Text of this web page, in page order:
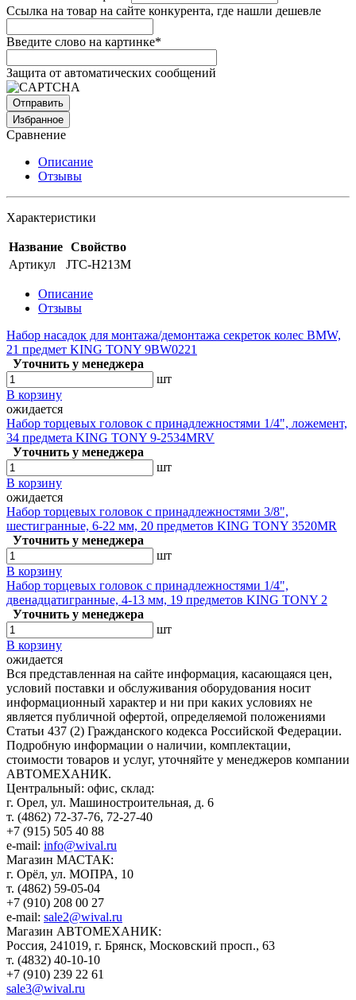
Ссылка на товар на сайте конкурента, где нашли дешевле
Введите слово на картинке*
Защита от автоматических сообщений
Избранное
Сравнение
Описание
Отзывы
Характеристики
Название Свойство
Артикул
JTC-H213M
Описание
Отзывы
Набор насадок для монтажа/демонтажа секреток колес BMW,
21 предмет KING TONY 9BW0221
Уточнить у менеджера
шт
В корзину
ожидается
Набор торцевых головок с принадлежностями 1/4", ложемент,
34 предмета KING TONY 9-2534MRV
Уточнить у менеджера
шт
В корзину
ожидается
Набор торцевых головок с принадлежностями 3/8",
шестигранные, 6-22 мм, 20 предметов KING TONY 3520MR
Уточнить у менеджера
шт
В корзину
Набор торцевых головок с принадлежностями 1/4",
двенадцатигранные, 4-13 мм, 19 предметов KING TONY 2
Уточнить у менеджера
шт
В корзину
ожидается
Вся представленная на сайте информация, касающаяся цен,
условий поставки и обслуживания оборудования носит
информационный характер и ни при каких условиях не
является публичной офертой, определяемой положениями
Статьи 437 (2) Гражданского кодекса Российской Федерации.
Подробную информации о наличии, комплектации,
стоимости товаров и услуг, уточняйте у менеджеров компании
АВТОМЕХАНИК.
​Центральный: офис, склад:
г. Орел, ул. Машиностроительная, д. 6
т. (4862) 72-37-76, 72-27-40
+7 (915) 505 40 88
e-mail: info@wival.ru
Магазин МАСТАК:
г. Орёл, ул. МОПРА, 10
т. (4862) 59-05-04
+7 (910) 208 00 27
e-mail: sale2@wival.ru
Магазин АВТОМЕХАНИК:
Россия, 241019, г. Брянск, Московский просп., 63
т. (4832) 40-10-10
+7 (910) 239 22 61
sale3@wival.ru